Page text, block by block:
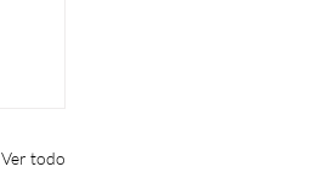
Ver todo